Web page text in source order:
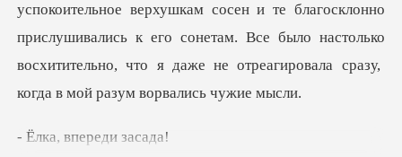
История чтения
Выйти
тельное верхушкам сосен и те благосклонно
прислушивались к его сонетам. Все было настолько
вперед